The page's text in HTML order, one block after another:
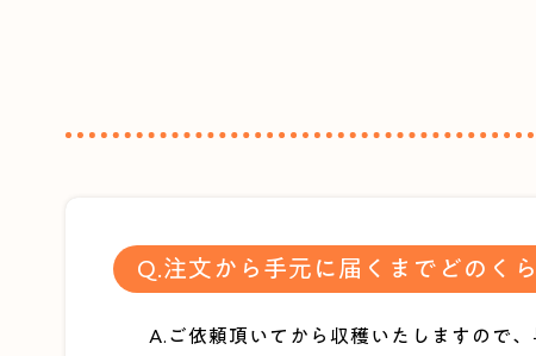
Q.注文から手元に届くまでどのく
A.ご依頼頂いてから収穫いたしますので